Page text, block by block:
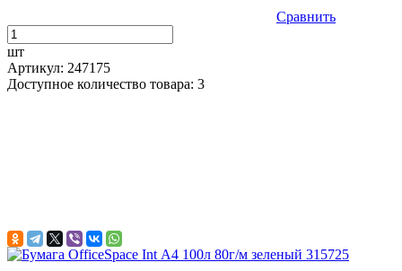
Сравнить
шт
Артикул: 247175
Доступное количество товара: 3